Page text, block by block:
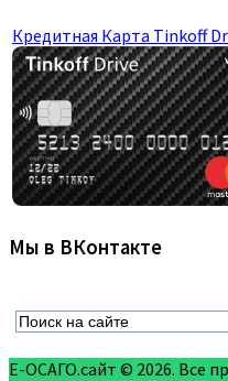
Кредитная Карта Tinkoff
Мы в ВКонтакте
Е-ОСАГО.сайт © 2026. Все